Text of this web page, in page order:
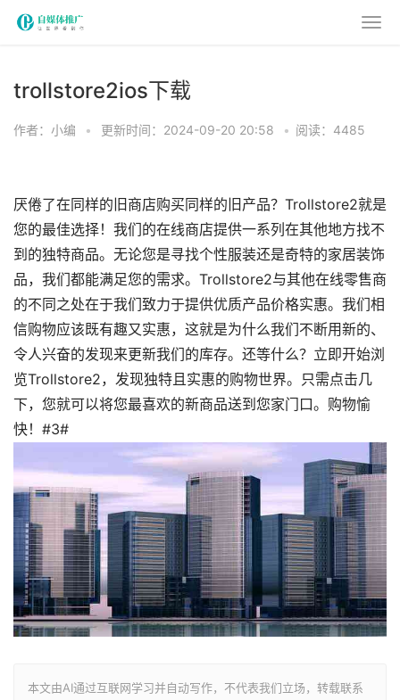
trollstore2ios下载
作者：小编 • 更新时间：2024-09-20 20:58 • 阅读：4485
厌倦了在同样的旧商店购买同样的旧产品？Trollstore2就是
您的最佳选择！我们的在线商店提供一系列在其他地方找不
到的独特商品。无论您是寻找个性服装还是奇特的家居装饰
品，我们都能满足您的需求。Trollstore2与其他在线零售商
的不同之处在于我们致力于提供优质产品价格实惠。我们相
信购物应该既有趣又实惠，这就是为什么我们不断用新的、
令人兴奋的发现来更新我们的库存。还等什么？立即开始浏
览Trollstore2，发现独特且实惠的购物世界。只需点击几
下，您就可以将您最喜欢的新商品送到您家门口。购物愉
快！#3#
本文由AI通过互联网学习并自动写作，不代表我们立场，转载联系